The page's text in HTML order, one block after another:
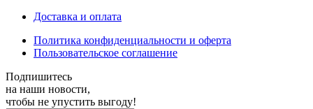
Доставка и оплата
Политика конфиденциальности и оферта
Пользовательское соглашение
Подпишитесь
на наши новости,
чтобы не упустить выгоду!